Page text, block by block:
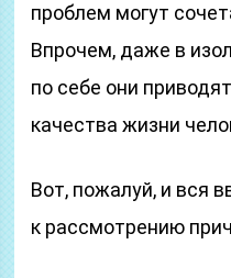
проблем могут
Впрочем, даже в
по себе они
качества жизни
Вот, пожалуй, и вся
к рассмотрению